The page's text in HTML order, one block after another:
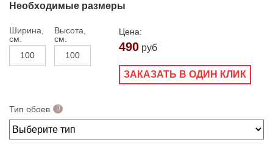
Необходимые размеры
Ширина,
см.
Высота,
см.
Цена:
490 руб
ЗАКАЗАТЬ В ОДИН КЛИК
Тип обоев